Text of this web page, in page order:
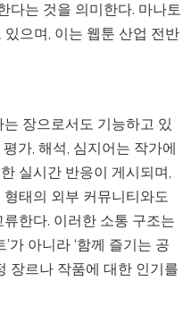
다는 것을 의미한다. 마나토
으며, 이는 웹툰 산업 전반
장으로서도 기능하고 있
가, 해석, 심지어는 작가에
실시간 반응이 게시되며,
태의 외부 커뮤니티와도
한다. 이러한 소통 구조는
가 아니라 ‘함께 즐기는 공
장르나 작품에 대한 인기를